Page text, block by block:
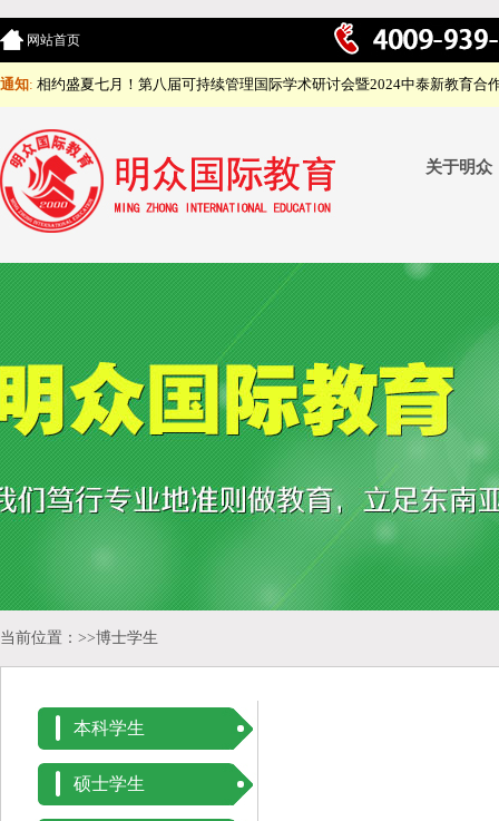
网站首页
通知: 相约盛夏七月！第八届可持续管理国际学术研讨会暨2024中泰新教育合
关于明众
当前位置：>>博士学生
本科学生
硕士学生